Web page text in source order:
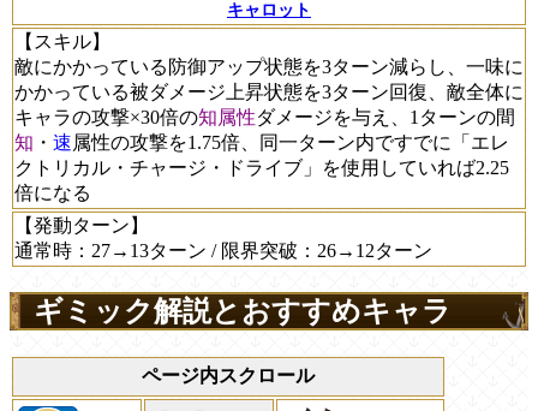
キャロット
【スキル】
敵にかかっている防御アップ状態を3ターン減らし、一味に
かかっている被ダメージ上昇状態を3ターン回復、敵全体に
キャラの攻撃×30倍の知属性ダメージを与え、1ターンの間
知 ・ 速属性の攻撃を1.75倍、同一ターン内ですでに「エレ
クトリカル・チャージ・ドライブ」を使用していれば2.25
倍になる
【発動ターン】
通常時：27→13ターン / 限界突破：26→12ターン
ギミック解説とおすすめキャラ
ページ内スクロール